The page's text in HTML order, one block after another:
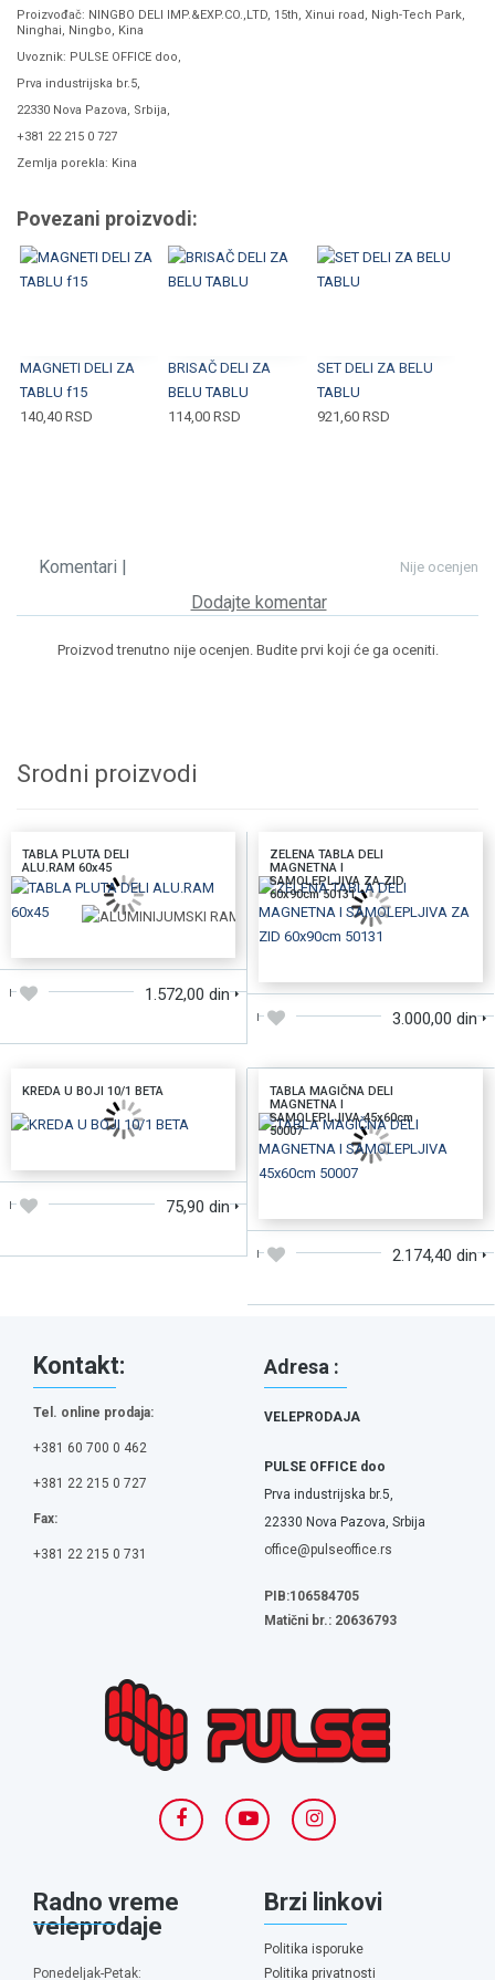
Proizvođač: NINGBO DELI IMP.&EXP.CO.,LTD, 15th, Xinui road, Nigh-Tech Park,
Ninghai, Ningbo, Kina
Uvoznik: PULSE OFFICE doo,
Prva industrijska br.5,
22330 Nova Pazova, Srbija,
+381 22 215 0 727
Zemlja porekla: Kina
Povezani proizvodi:
MAGNETI DELI ZA
TABLU f15
140,40 RSD
BRISAČ DELI ZA
BELU TABLU
114,00RSD
SET DELI ZA BELU
TABLU
921,60 RSD
Nije ocenjen
Komentari |
Dodajte komentar
Proizvod trenutno nije ocenjen. Budite prvi koji će ga oceniti.
Srodni proizvodi
TABLA PLUTA DELI
ALU.RAM 60x45
1.572,00 din
ZELENA TABLA DELI
MAGNETNA I
SAMOLEPLJIVA ZA ZID
60x90cm 50131
3.000,00 din
KREDA U BOJI 10/1 BETA
75,90 din
TABLA MAGIČNA DELI
MAGNETNA I
SAMOLEPLJIVA 45x60cm
50007
2.174,40 din
Kontakt:
Tel. online prodaja:
+381 60 700 0 462
+381 22 215 0 727
Fax:
+381 22 215 0 731
Adresa :
VELEPRODAJA
PULSE OFFICE doo
Prva industrijska br.5,
22330 Nova Pazova, Srbija
office@pulseoffice.rs
PIB:106584705
Matični br.: 20636793
Radno vreme
veleprodaje
Ponedeljak-Petak:
Brzi linkovi
Politika isporuke
Politika privatnosti